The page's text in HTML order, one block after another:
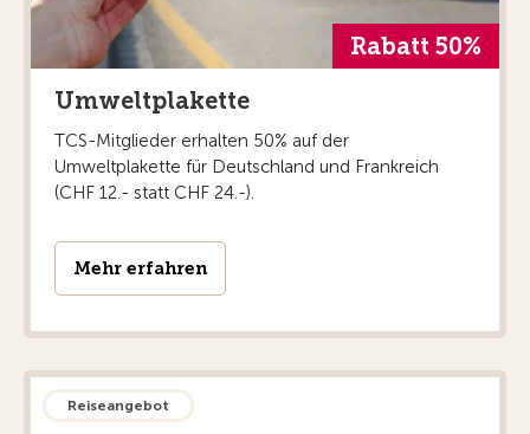
Rabatt 50%
Umweltplakette
TCS-Mitglieder erhalten 50% auf der
Umweltplakette für Deutschland und Frankreich
(CHF 12.- statt CHF 24.-).
Mehr erfahren
Reiseangebot